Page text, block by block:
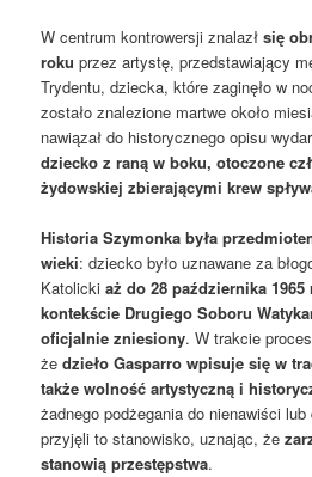
W centrum kontrowersji znalazłsię
roku przez artystę, przedstawiający
Trydentu, dziecka, które zaginęło w
zostało znalezione martwe około
nawiązał do historycznego opisu
dziecko z raną w boku, otoczone
żydowskiej zbierającymi krew
Historia Szymonka była
wieki: dziecko było uznawane za
Katolickiaż do 28 października
kontekście Drugiego Soboru
oficjalnie zniesiony. W trakcie
żedzieło Gasparro wpisuje się w
także wolność artystyczną i
żadnego podżegania do nienawiści
przyjęli to stanowisko, uznając, że
stanowią przestępstwa.